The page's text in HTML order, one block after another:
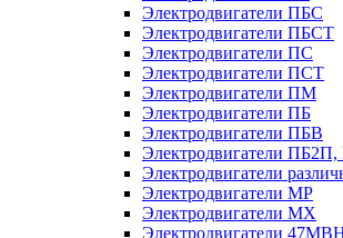
Электродвигатели ПБС
Электродвигатели ПБСТ
Электродвигатели ПС
Электродвигатели ПСТ
Электродвигатели ПМ
Электродвигатели ПБ
Электродвигатели ПБВ
Электродвигатели
Электродвигатели
Электродвигатели МР
Электродвигатели MX
Электродвигатели